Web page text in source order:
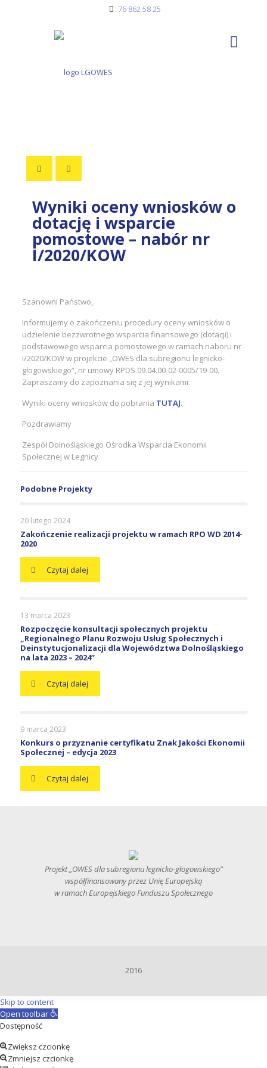
76 862 58 25
Wyniki oceny wniosków o
dotację i wsparcie
pomostowe – nabór nr
I/2020/KOW
Szanowni Państwo,
Informujemy o zakończeniu procedury oceny wniosków o
udzielenie bezzwrotnego wsparcia finansowego (dotacji) i
podstawowego wsparcia pomostowego w ramach naboru nr
I/2020/KOW w projekcie „OWES dla subregionu legnicko-
głogowskiego”, nr umowy RPDS.09.04.00-02-0005/19-00.
Zapraszamy do zapoznania się z jej wynikami.
Wyniki oceny wniosków do pobrania TUTAJ.
Pozdrawiamy
Zespół Dolnośląskiego Ośrodka Wsparcia Ekonomii
Społecznej w Legnicy
Podobne Projekty
20 lutego 2024
Zakończenie realizacji projektu w ramach RPO WD 2014-
2020
Czytaj dalej
13 marca 2023
Rozpoczęcie konsultacji społecznych projektu
„Regionalnego Planu Rozwoju Usług Społecznych i
Deinstytucjonalizacji dla Województwa Dolnośląskiego
na lata 2023 – 2024”
Czytaj dalej
9 marca 2023
Konkurs o przyznanie certyfikatu Znak Jakości Ekonomii
Społecznej – edycja 2023
Czytaj dalej
Projekt „OWES dla subregionu legnicko-głogowskiego”
współfinansowany przez Unię Europejską
w ramach Europejskiego Funduszu Społecznego
2016
Skip to content
Open toolbar
Dostępność
Zwiększ czcionkę
Zmniejsz czcionkę